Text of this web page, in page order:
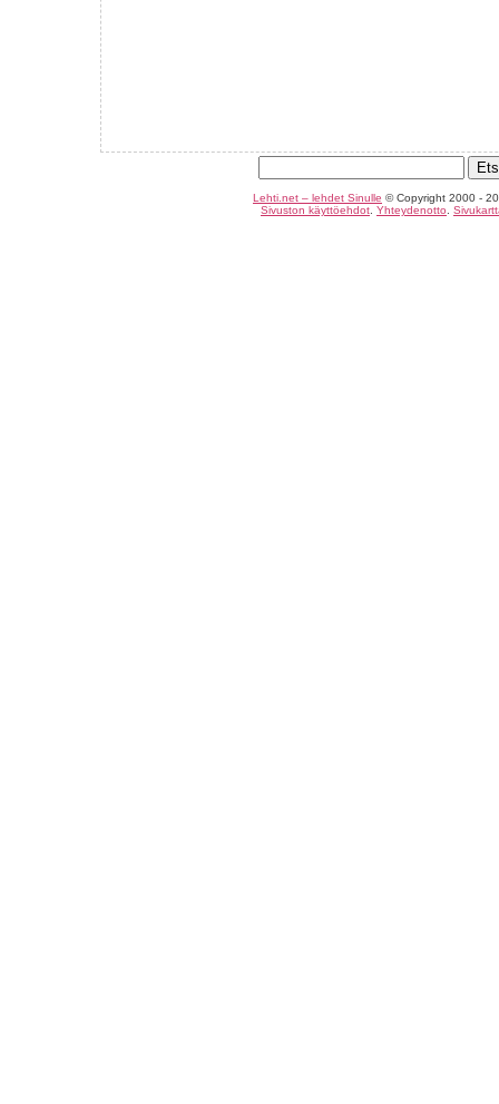
Lehti.net – lehdet Sinulle © Copyright 2000 -
Sivuston käyttöehdot Yhteydenotto